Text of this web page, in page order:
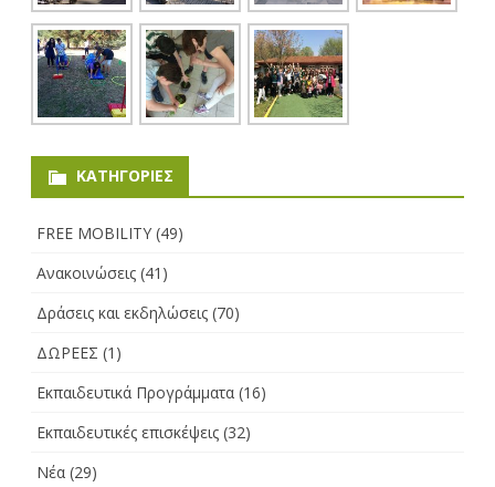
KΑΤΗΓΟΡΊΕΣ
FREE MOBILITY (49)
Ανακοινώσεις (41)
Δράσεις και εκδηλώσεις (70)
ΔΩΡΕΕΣ (1)
Εκπαιδευτικά Προγράμματα (16)
Εκπαιδευτικές επισκέψεις (32)
Νέα (29)